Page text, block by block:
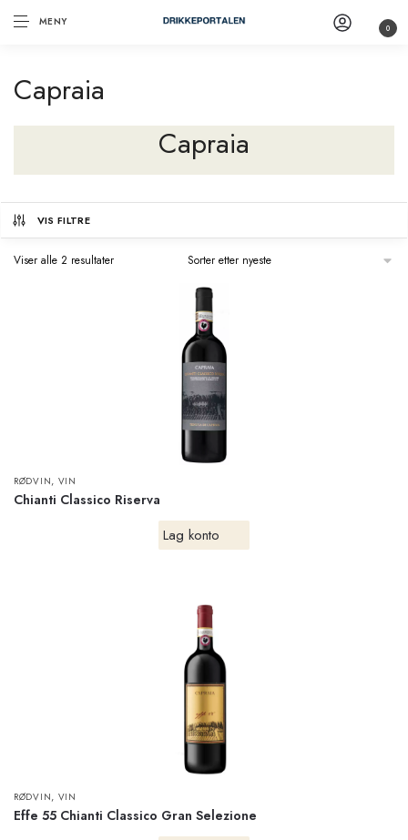
MENY 0
Capraia
Capraia
VIS FILTRE
Viser alle 2 resultater
RØDVIN, VIN
Chianti Classico Riserva
Lag konto
RØDVIN, VIN
Effe 55 Chianti Classico Gran Selezione